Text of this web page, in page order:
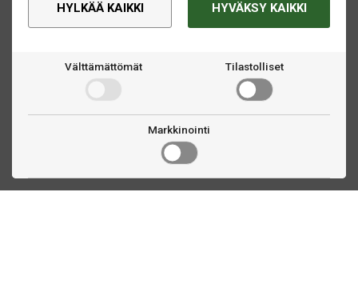
HYLKÄÄ KAIKKI HYVÄKSY KAIKKI
Välttämättömät Tilastolliset
Markkinointi